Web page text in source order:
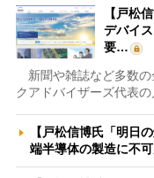
【戸松
デバイ
要…
新聞や雑誌など多数の
クアドバイザーズ代表
【戸松信博氏「明日
端半導体の製造に不